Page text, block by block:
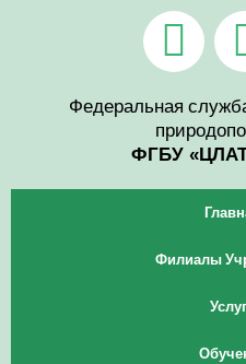
V
k
Федеральная
ФГБУ
Филиалы